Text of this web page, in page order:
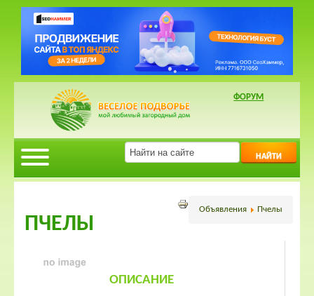
ФОРУМ
НАЙТИ
Объявления Пчелы
ПЧЕЛЫ
ОПИСАНИЕ